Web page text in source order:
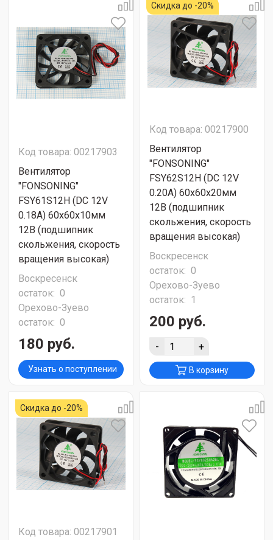
Код товара: 00217903
Вентилятор
"FONSONING"
FSY61S12H (DC 12V
0.18A) 60х60х10мм
12В (подшипник
скольжения, скорость
вращения высокая)
Воскресенск
остаток: 0
Орехово-Зуево
остаток: 0
180 руб.
Узнать о поступлении
Скидка до -20%
Код товара: 00217900
Вентилятор
"FONSONING"
FSY62S12H (DC 12V
0.20A) 60х60х20мм
12В (подшипник
скольжения, скорость
вращения высокая)
Воскресенск
остаток: 0
Орехово-Зуево
остаток: 1
200 руб.
- +
В корзину
Скидка до -20%
Код товара: 00217901